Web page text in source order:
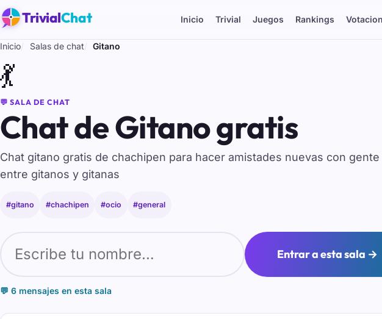
TrivialChat Inicio Trivial Juegos Rankings
Inicio Salas de chat Gitano
💃
💬 SALA DE CHAT
Chat de Gitano gratis
Chat gitano gratis de chachipen para hacer amistades nuevas con
entre gitanos y gitanas
#gitano #chachipen #ocio #general
Entrar a esta sala →
💬 6 mensajes en esta sala